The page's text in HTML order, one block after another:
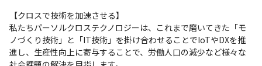
【クロスで技術を加速させる】
私たちパーソルクロステクノロジーは、これまで磨いてきた「モ
ノづくり技術」と「IT技術」を掛け合わせることでIoTやDXを推
進し、生産性向上に寄与することで、労働人口の減少など様々な